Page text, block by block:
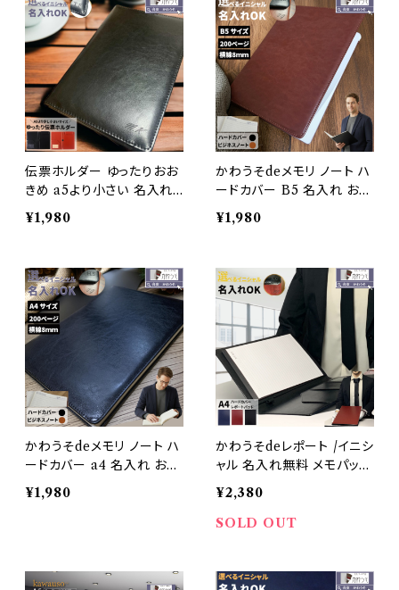
ブラウン メンズ レディース
メール便
メンズ レディース メール便
伝票ホルダー ゆったりおお
きめ a5より小さい 名入れ
おしゃれ 二つ折り A5 マグ
ネット バインダー メモ 持ち
ス PUレザー 合成皮革 tod
o オフィス ブラック ブラウ
ン メンズ レディース メール
便 送料無料/かわうそdeサ
イン
¥1,980
かわうそdeメモリ ノート ハ
ードカバー B5 名入れ おし
ゃれ メモ 持ち運び 飲食店
高級感 ビジネス PUレザー
ラック ブラウン メンズ レデ
ィース メール便
¥1,980
かわうそdeメモリ ノート ハ
ードカバー a4 名入れ おし
ゃれ メモ 持ち運び 飲食店
高級感 ビジネス PUレザー
¥1,980
かわうそdeレポート /イニシ
ャル 名入れ無料 メモパッド
A4 クリップなし おしゃれ P
Uレザー 合成皮革 軽量 ペ
ンホルダー レポート用紙付
¥2,380
SOLD OUT